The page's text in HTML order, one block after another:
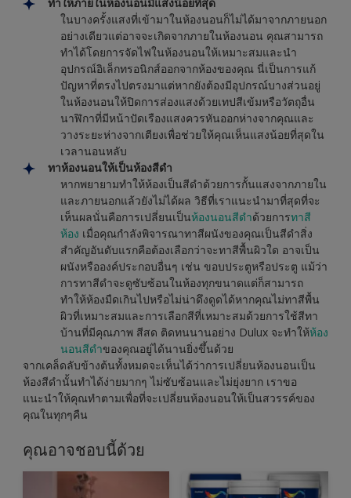
ทำให้ภายในห้องนอนมีแสงน้อยที่สุด
ในบางครั้งแสงที่เข้ามาในห้องนอนก็ไม่ได้มาจากภายนอก
อย่างเดียวแต่อาจจะเกิดจากภายในห้องนอน คุณสามารถ
ทำได้โดยการจัดไฟในห้องนอนให้เหมาะสมและนำ
อุปกรณ์อิเล็กทรอนิกส์ออกจากห้องของคุณ นี่เป็นการแก้
ปัญหาที่ตรงไปตรงมาแต่หากยังต้องมีอุปกรณ์บางส่วนอยู่
ในห้องนอนให้ปิดการส่องแสงด้วยเทปสีเข้มหรือวัตถุอื่น
นาฬิกาที่มีหน้าปัดเรืองแสงควรหันออกห่างจากคุณและ
วางระยะห่างจากเตียงเพื่อช่วยให้คุณเห็นแสงน้อยที่สุดใน
เวลานอนหลับ
ทาห้องนอนให้เป็นห้องสีดำ
หากพยายามทำให้ห้องเป็นสีดำด้วยการกั้นแสงจากภายใน
และภายนอกแล้วยังไม่ได้ผล วิธีที่เราแนะนำมาที่สุดที่จะ
เห็นผลนั่นคือการเปลี่ยนเป็นห้องนอนสีดำด้วยการทาสี
ห้อง เมื่อคุณกำลังพิจารณาทาสีผนังของคุณเป็นสีดำสิ่ง
สำคัญอันดับแรกคือต้องเลือกว่าจะทาสีพื้นผิวใด อาจเป็น
ผนังหรือองค์ประกอบอื่นๆ เช่น ขอบประตูหรือประตู แม้ว่า
การทาสีดำจะดูซับซ้อนในห้องทุกขนาดแต่ก็สามารถ
ทำให้ห้องมืดเกินไปหรือไม่น่าดึงดูดได้หากคุณไม่ทาสีพื้น
ผิวที่เหมาะสมและการเลือกสีที่เหมาะสมด้วยการใช้สีทา
บ้านที่มีคุณภาพ สีสด ติดทนนานอย่าง Dulux จะทำให้ห้อง
นอนสีดำของคุณอยู่ได้นานยิ่งขึ้นด้วย
จากเคล็ดลับข้างต้นทั้งหมดจะเห็นได้ว่าการเปลี่ยนห้องนอนเป็น
ห้องสีดำนั้นทำได้ง่ายมากๆ ไม่ซับซ้อนและไม่ยุ่งยาก เราขอ
แนะนำให้คุณทำตามเพื่อที่จะเปลี่ยนห้องนอนให้เป็นสวรรค์ของ
คุณในทุกๆคืน
คุณอาจชอบนี้ด้วย